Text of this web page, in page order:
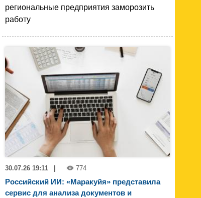
региональные предприятия заморозить
работу
30.07.26 19:11 | 774
Российский ИИ: «Маракуйя» представила
сервис для анализа документов и